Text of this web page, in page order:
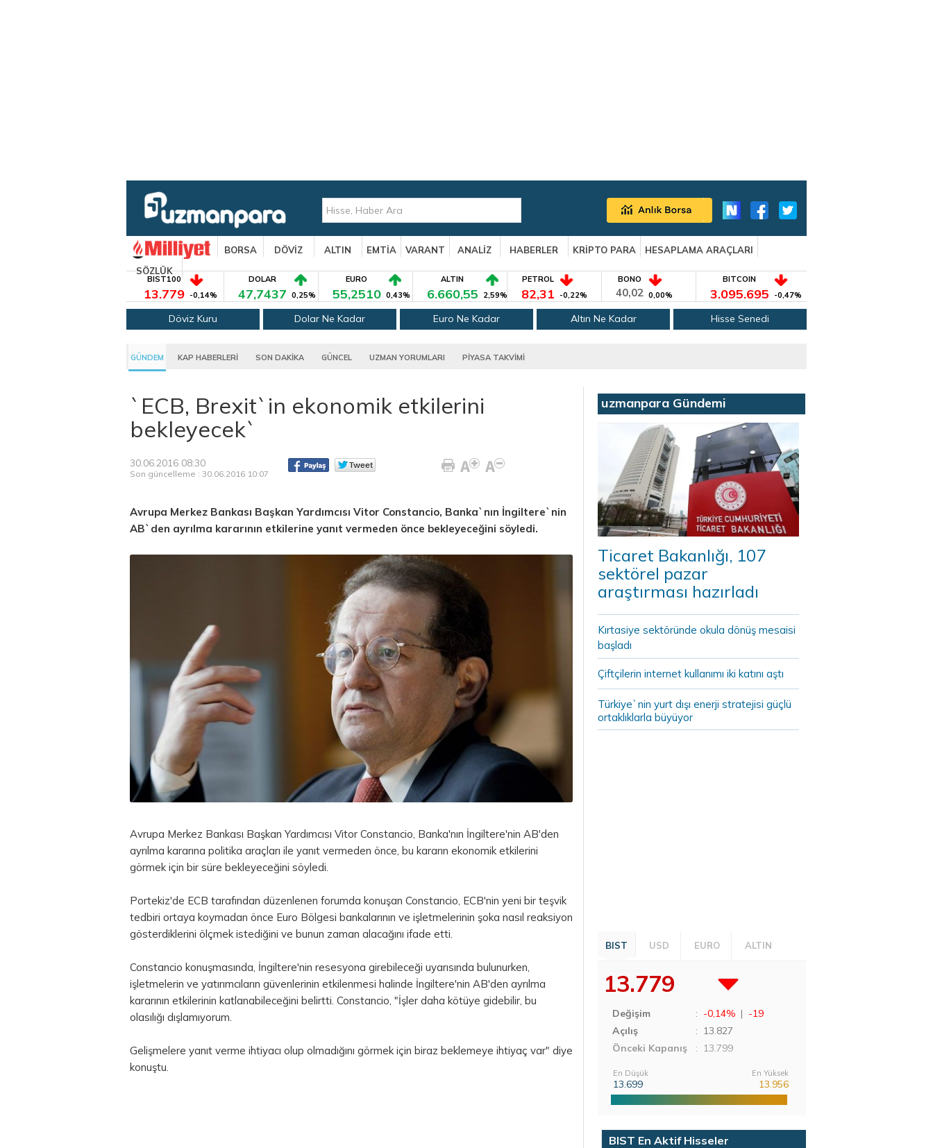
BORSA DÖVİZ ALTIN EMTİA VARANT ANALİZ HABERLER KRİPTO PARA
HESAPLAMA ARAÇLARI
SÖZLÜK
BIST100
13.779 -0,14%
DOLAR
47,7437 0,25%
EURO
55,2510 0,43%
ALTIN
6.660,55 2,59%
PETROL
82,31 -0,22%
BONO
40,02 0,00%
BITCOIN
3.095.695 -0,47%
Döviz Kuru Dolar Ne Kadar Euro Ne Kadar Altın Ne Kadar Hisse Senedi
GÜNDEM KAP HABERLERİ SON DAKİKA GÜNCEL UZMAN YORUMLARI PİYASA TAKVİMİ
`ECB, Brexit`in ekonomik etkilerini
bekleyecek`
30.06.2016 08:30
Son güncelleme : 30.06.2016 10:07
Avrupa Merkez Bankası Başkan Yardımcısı Vitor Constancio, Banka`nın İngiltere`nin
AB`den ayrılma kararının etkilerine yanıt vermeden önce bekleyeceğini söyledi.
Avrupa Merkez Bankası Başkan Yardımcısı Vitor Constancio, Banka'nın İngiltere'nin AB'den
ayrılma kararına politika araçları ile yanıt vermeden önce, bu kararın ekonomik etkilerini
görmek için bir süre bekleyeceğini söyledi.
Portekiz'de ECB tarafından düzenlenen forumda konuşan Constancio, ECB'nin yeni bir teşvik
tedbiri ortaya koymadan önce Euro Bölgesi bankalarının ve işletmelerinin şoka nasıl reaksiyon
gösterdiklerini ölçmek istediğini ve bunun zaman alacağını ifade etti.
Constancio konuşmasında, İngiltere'nin resesyona girebileceği uyarısında bulunurken,
işletmelerin ve yatırımcıların güvenlerinin etkilenmesi halinde İngiltere'nin AB'den ayrılma
kararının etkilerinin katlanabileceğini belirtti. Constancio, "İşler daha kötüye gidebilir, bu
olasılığı dışlamıyorum.
Gelişmelere yanıt verme ihtiyacı olup olmadığını görmek için biraz beklemeye ihtiyaç var" diye
konuştu.
uzmanpara Gündemi
Ticaret Bakanlığı, 107
sektörel pazar
araştırması hazırladı
Kırtasiye sektöründe okula dönüş mesaisi
başladı
Çiftçilerin internet kullanımı iki katını aştı
Türkiye`nin yurt dışı enerji stratejisi güçlü
ortaklıklarla büyüyor
BIST USD EURO ALTIN
13.779
Değişim : -0,14% | -19
Açılış
: 13.827
Önceki Kapanış
: 13.799
En Düşük
13.699
En Yüksek
13.956
BIST En Aktif Hisseler